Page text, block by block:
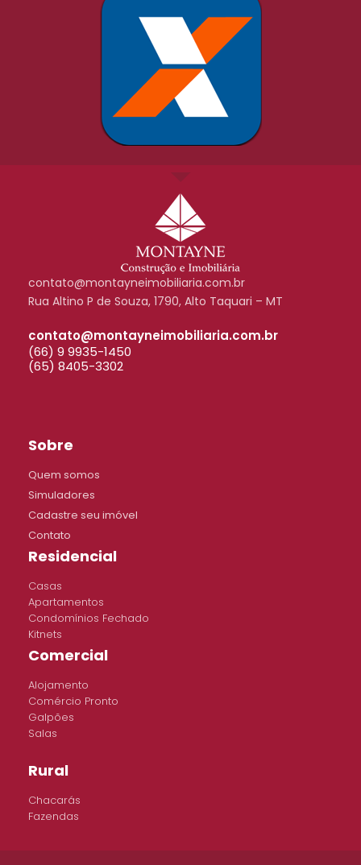
contato@montayneimobiliaria.com.br
Rua Altino P de Souza, 1790, Alto Taquari – MT
contato@montayneimobiliaria.com.br
(66) 9 9935-1450
(65) 8405-3302
Sobre
Quem somos
Simuladores
Cadastre seu imóvel
Contato
Residencial
Casas
Apartamentos
Condomínios Fechado
Kitnets
Comercial
Alojamento
Comércio Pronto
Galpões
Salas
Rural
Chacarás
Fazendas